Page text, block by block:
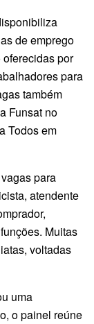
de emprego
por
para
também
Funsat no
Todos em
para
atendente
Muitas
voltadas
uma
o painel reúne